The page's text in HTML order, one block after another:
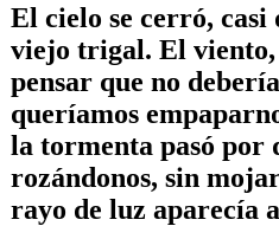
El cielo se cerró, casi
viejo trigal. El viento,
pensar que no
queríamos
la tormenta pasó por
rozándonos, sin
rayo de luz aparecía